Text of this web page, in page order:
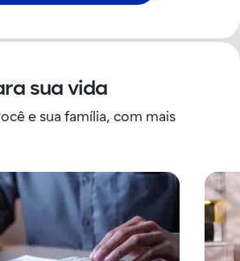
sua vida
e sua família, com mais